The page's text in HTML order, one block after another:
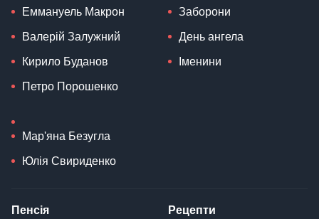
Еммануель Макрон
Валерій Залужний
Кирило Буданов
Петро Порошенко
Мар'яна Безугла
Юлія Свириденко
Заборони
День ангела
Іменини
Пенсія Рецепти